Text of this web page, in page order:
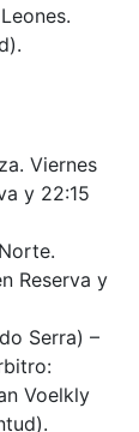
Viernes
y 22:15
Reserva y
Serra) –
Voelkly